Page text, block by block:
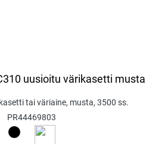
uusioitu värikasetti musta
tai väriaine, musta, 3500 ss.
PR44469803